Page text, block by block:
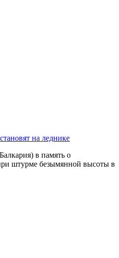
на леднике
в память о
штурме безымянной высоты в